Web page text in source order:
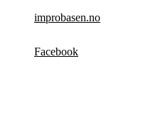
improbasen.no
Facebook